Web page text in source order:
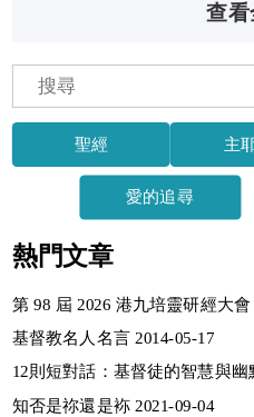
查看
聖經 主
愛的追尋
熱門文章
第 98 屆 2026 港九培靈研經大會
基督教名人名言 2014-05-17
12則短對話：基督徒的智慧與幽
知否是祢還是袮 2021-09-04